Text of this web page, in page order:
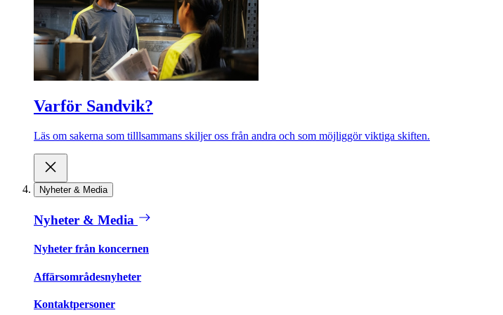
Varför Sandvik?
Läs om sakerna som tilllsammans skiljer oss från andra och som möjliggör viktiga skiften.
Nyheter & Media
Nyheter & Media
Nyheter från koncernen
Affärsområdesnyheter
Kontaktpersoner